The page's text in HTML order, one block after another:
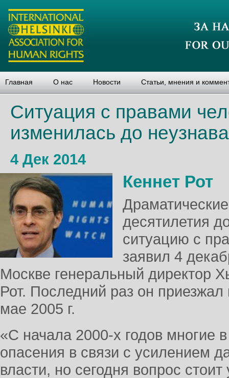
Главная О нас Новости Статьи, мнения и
Ситуация с правами
изменилась до
4 Дек 2014
Кеннет Рот
десятилетия
ситуацию с
заявил 4
Москве генеральный директор
Рот. Последний раз он
мае 2005 г.
«С начала 2000-х годов многие
опасения в связи с усилением
власти, но сегодня вопрос